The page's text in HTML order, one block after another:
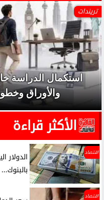
تريندات
والأوراق
الأكثر قراءة
اقتصاد
الدولار
بالبنوك...
اقتصاد